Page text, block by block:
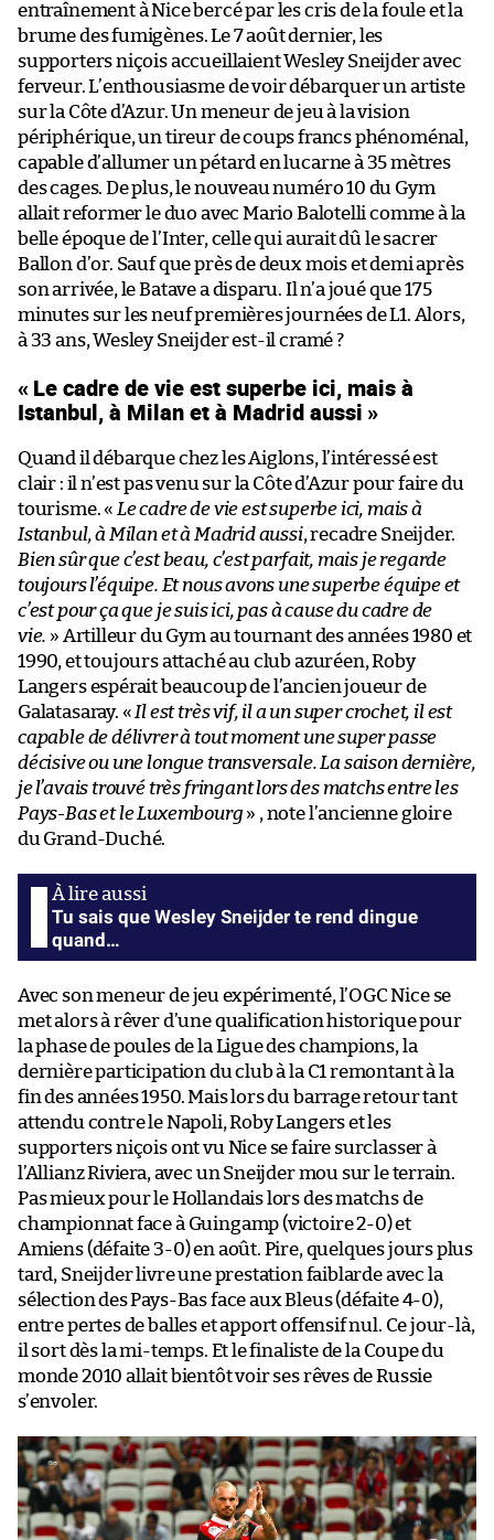
entraînement à Nice bercé par les cris de la foule et la
brume des fumigènes. Le 7 août dernier, les
supporters niçois accueillaient Wesley Sneijder avec
ferveur. L’enthousiasme de voir débarquer un artiste
sur la Côte d’Azur. Un meneur de jeu à la vision
périphérique, un tireur de coups francs phénoménal,
capable d’allumer un pétard en lucarne à 35 mètres
des cages. De plus, le nouveau numéro 10 du Gym
allait reformer le duo avec Mario Balotelli comme à la
belle époque de l’Inter, celle qui aurait dû le sacrer
Ballon d’or. Sauf que près de deux mois et demi après
son arrivée, le Batave a disparu. Il n’a joué que 175
minutes sur les neuf premières journées de L1. Alors,
à 33 ans, Wesley Sneijder est-il cramé ?
« Le cadre de vie est superbe ici, mais à
Istanbul, à Milan et à Madrid aussi »
Quand il débarque chez les Aiglons, l’intéressé est
clair : il n’est pas venu sur la Côte d’Azur pour faire du
tourisme. « Le cadre de vie est superbe ici, mais à
Istanbul, à Milan et à Madrid aussi, recadre Sneijder.
Bien sûr que c’est beau, c’est parfait, mais je regarde
toujours l’équipe. Et nous avons une superbe équipe et
c’est pour ça que je suis ici, pas à cause du cadre de
vie. » Artilleur du Gym au tournant des années 1980 et
1990, et toujours attaché au club azuréen, Roby
Langers espérait beaucoup de l’ancien joueur de
Galatasaray. « Il est très vif, il a un super crochet, il est
capable de délivrer à tout moment une super passe
décisive ou une longue transversale. La saison dernière,
je l’avais trouvé très fringant lors des matchs entre les
Pays-Bas et le Luxembourg » , note l’ancienne gloire
du Grand-Duché.
Tu sais que Wesley Sneijder te rend dingue
quand…
Avec son meneur de jeu expérimenté, l’OGC Nice se
met alors à rêver d’une qualification historique pour
la phase de poules de la Ligue des champions, la
dernière participation du club à la C1 remontant à la
fin des années 1950. Mais lors du barrage retour tant
attendu contre le Napoli, Roby Langers et les
supporters niçois ont vu Nice se faire surclasser à
l’Allianz Riviera, avec un Sneijder mou sur le terrain.
Pas mieux pour le Hollandais lors des matchs de
championnat face à Guingamp (victoire 2-0) et
Amiens (défaite 3-0) en août. Pire, quelques jours plus
tard, Sneijder livre une prestation faiblarde avec la
sélection des Pays-Bas face aux Bleus (défaite 4-0),
entre pertes de balles et apport offensif nul. Ce jour-là,
il sort dès la mi-temps. Et le finaliste de la Coupe du
monde 2010 allait bientôt voir ses rêves de Russie
s’envoler.